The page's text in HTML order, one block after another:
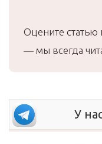
Оцените статью
— мы всегда
У